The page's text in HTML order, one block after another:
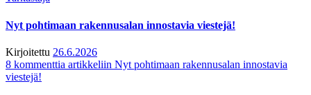
Nyt pohtimaan rakennusalan innostavia viestejä!
Kirjoitettu 26.6.2026
8 kommenttia artikkeliin Nyt pohtimaan rakennusalan innostavia
viestejä!